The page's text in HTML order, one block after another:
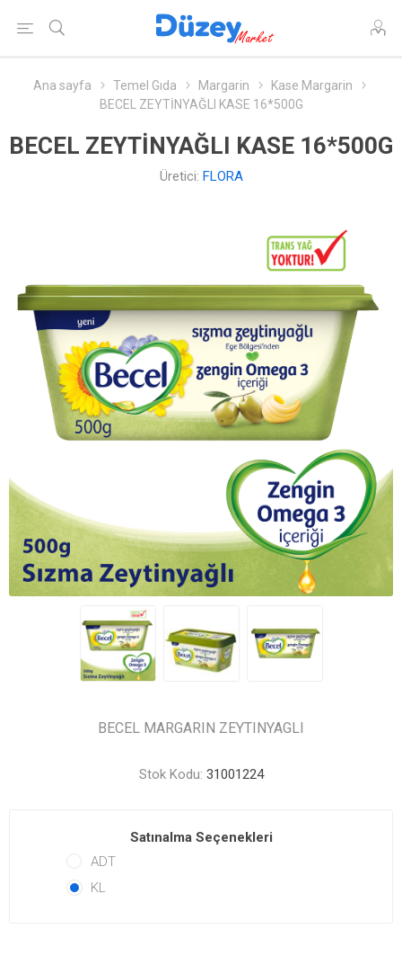
Ana sayfa Temel Gıda Margarin
Kase Margarin
BECEL ZEYTİNYAĞLI KASE 16*500G
BECEL ZEYTİNYAĞLI KASE 16*500G
Üretici: FLORA
BECEL MARGARIN ZEYTINYAGLI
Stok Kodu: 31001224
Satınalma Seçenekleri
ADT
KL